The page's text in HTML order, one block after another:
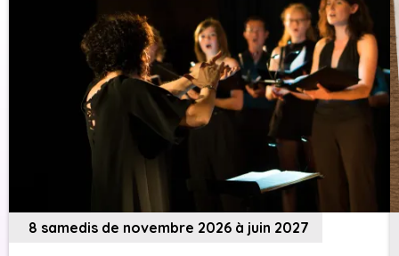
8 samedis de novembre 2026 à juin 2027